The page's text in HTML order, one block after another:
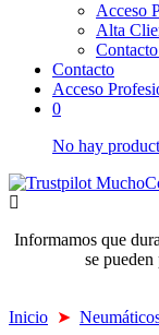
Acceso
Alta
Contacto
Acceso
0
No hay
Informamos que
se
Inicio ➤